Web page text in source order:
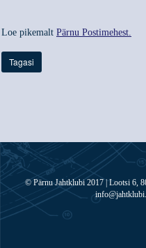
Loe pikemalt Pärnu Postimehest.
Tagasi
© Pärnu Jahtklubi 2017 | Lootsi 6,